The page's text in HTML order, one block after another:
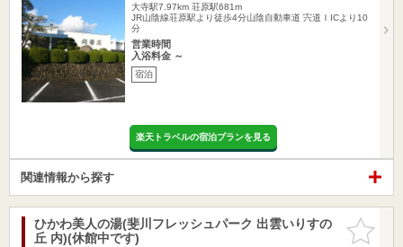
大寺駅7.97km 荘原駅681m
JR山陰線荘原駅より徒歩4分山陰自動車道 宍道ＩICより10
分
営業時間
入浴料金 ～
宿泊
楽天トラベルの宿泊プランを見る
関連情報から探す
お気に入
りに追加
ひかわ美人の湯(斐川フレッシュパーク 出雲いりすの
丘 内)(休館中です)